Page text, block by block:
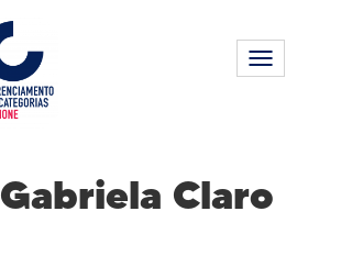
Alternar
Gabriela Claro